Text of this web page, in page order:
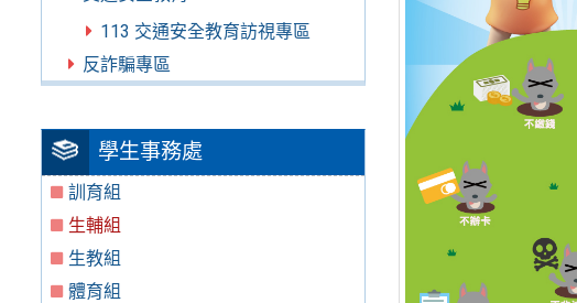
113 交通安全教育訪視專區
反詐騙專區
學生事務處
訓育組
生輔組
生教組
體育組